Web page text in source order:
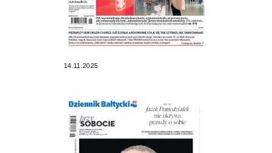
14.11.2025